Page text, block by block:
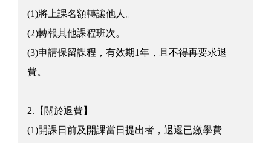
(1)將上課名額轉讓他人。
(2)轉報其他課程班次。
(3)申請保留課程，有效期1年，且不得再要求退
費。
2.【關於退費】
(1)開課日前及開課當日提出者，退還已繳學費